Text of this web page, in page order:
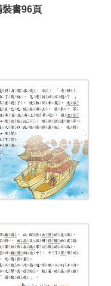
書96頁